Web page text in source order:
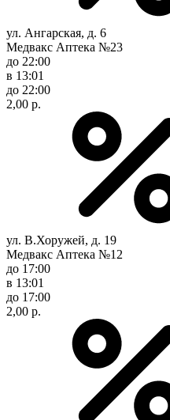
ул. Ангарская, д. 6
Медвакс Аптека №23
до 22:00
в 13:01
до 22:00
2,00 р.
ул. В.Хоружей, д. 19
Медвакс Аптека №12
до 17:00
в 13:01
до 17:00
2,00 р.